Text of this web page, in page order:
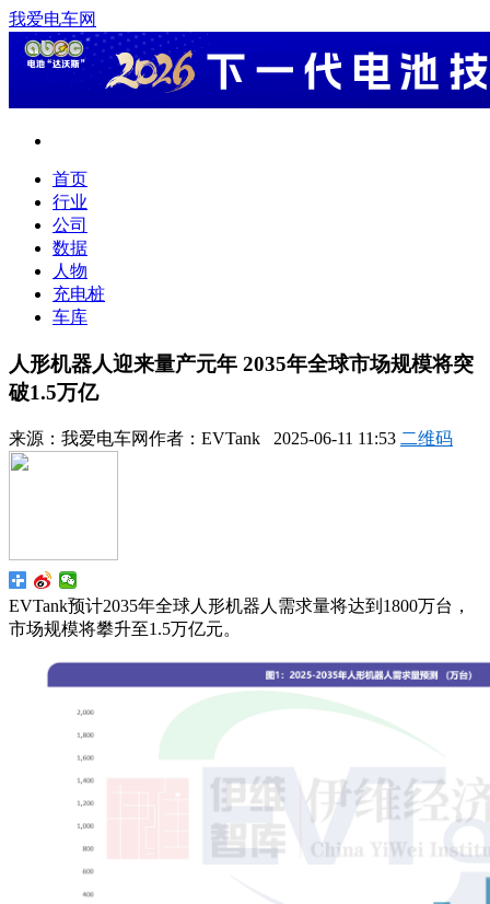
我爱电车网
首页
行业
公司
数据
人物
充电桩
车库
人形机器人迎来量产元年 2035年全球市场规模将突
破1.5万亿
来源： 我爱电车网作者： EVTank 2025-06-11 11:53 二维码
EVTank预计2035年全球人形机器人需求量将达到1800万台，
市场规模将攀升至1.5万亿元。